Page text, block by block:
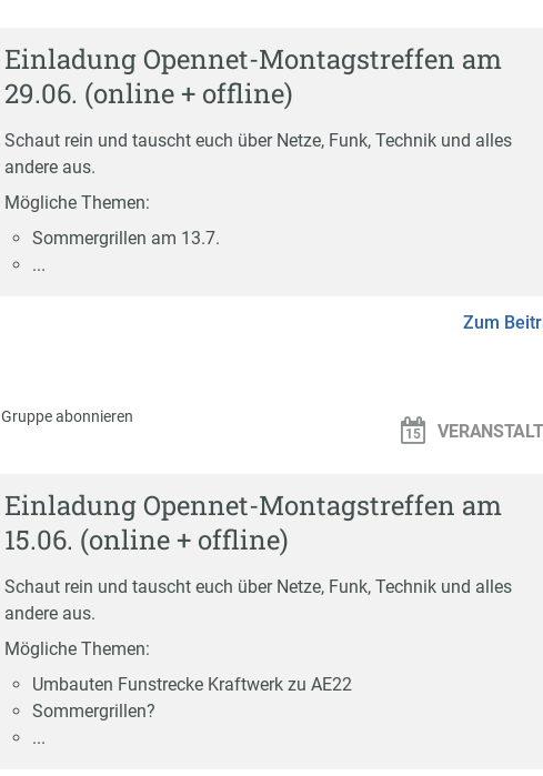
Einladung Opennet-Montagstreffen am
29.06. (online + offline)
Schaut rein und tauscht euch über Netze, Funk, Technik und alles
andere aus.
Mögliche Themen:
Sommergrillen am 13.7.
...
Zum
Gruppe abonnieren
Einladung Opennet-Montagstreffen am
15.06. (online + offline)
Schaut rein und tauscht euch über Netze, Funk, Technik und alles
andere aus.
Mögliche Themen:
Umbauten Funstrecke Kraftwerk zu AE22
Sommergrillen?
...